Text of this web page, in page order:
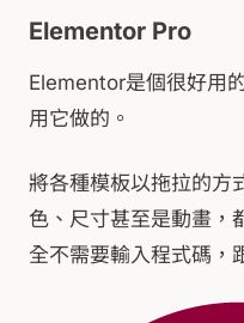
Elementor Pro
Elementor是個很好用
用它做的。
將各種模板以拖拉的方
色、尺寸甚至是動畫，
全不需要輸入程式碼，